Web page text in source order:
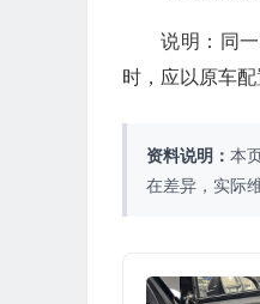
说明：同
时，应以原车配
资料说明： 本
在差异，实际